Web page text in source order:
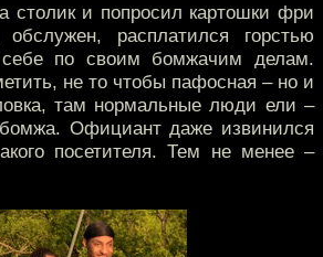
столик и попросил картошки фри
расплатился горстью
по своим бомжачим делам.
не то чтобы пафосная – но и
там нормальные люди ели –
Официант даже извинился
посетителя. Тем не менее –